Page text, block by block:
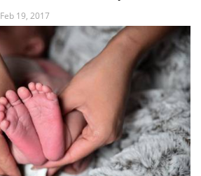
Feb 19, 2017